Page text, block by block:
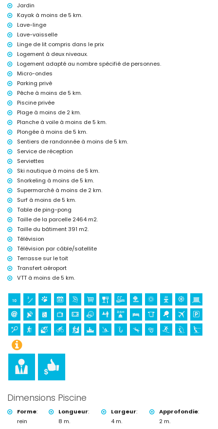
linge de lit et serviettes
service de réception et service d'urgence 24 heures
tennis de table
chauffage central et climatisation
Équipements et services avec supplément
service aéroport
lit supplémentaire et lit/berceau pour enfant (sur demande)
Divertissements et activités de loisirs pour vos vacances à Jávea,
Costa Blanca
cinéma, théâtre, promenade (Paseo El Arenal et Jávea) (à moins de 5
kilomètres de la maison)
Attractions et culture à Jávea, Costa Blanca
musée (Histórico de Jávea, Jávea), église (Virgen de Loreto, Puerto,
Jávea), monument (Pueblo de Jávea, Jávea), bâtiment architectural
(Histórico de Jávea, Jávea), site historique (Pueblo de Jávea et
Jávea) (à moins de 5 kilomètres de l'hébergement)
ruines (Molinos de Viento et Jávea) (à moins de 10 kilomètres de
l'hébergement)
palais (Palacio Real de Valence), château (Portal de la Vila et Denia)
(à moins de 25 kilomètres de l'hébergement)
Sports
tennis, randonnée, VTT, cyclisme, escalade, canoë, kayak, pêche,
plongée, snorkeling, surf, planche à voile et ski nautique (à moins de 5
kilomètres de la villa)
golf (Club de Golf Jávea) et équitation (à moins de 10 kilomètres de
la villa)
Jardin
Kayak à moins de 5 km.
Lave-linge
Lave-vaisselle
Linge de lit compris dans le prix
Logement à deux niveaux.
Logement adapté au nombre spécifié de personnes.
Micro-ondes
Parking privé
Pêche à moins de 5 km.
Piscine privée
Plage à moins de 2 km.
Planche à voile à moins de 5 km.
Plongée à moins de 5 km.
Sentiers de randonnée à moins de 5 km.
Service de réception
Serviettes
Ski nautique à moins de 5 km.
Snorkeling à moins de 5 km.
Supermarché à moins de 2 km.
Surf à moins de 5 km.
Table de ping-pong
Taille de la parcelle 2464 m2.
Taille du bâtiment 391 m2.
Télévision
Télévision par câble/satellite
Terrasse sur le toit
Transfert aéroport
VTT à moins de 5 km.
Dimensions Piscine
Forme:
rein
Longueur:
8 m.
Largeur:
4 m.
Approfondie:
2 m.